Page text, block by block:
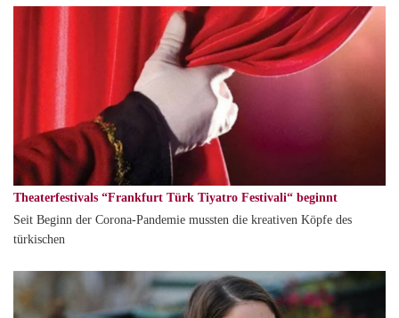
Theaterfestivals “Frankfurt Türk Tiyatro Festivali“ beginnt
Seit Beginn der Corona-Pandemie mussten die kreativen Köpfe des
türkischen